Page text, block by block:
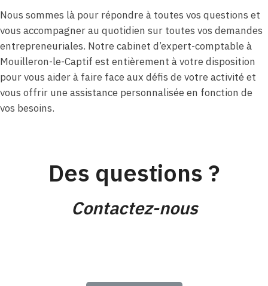
Nous sommes là pour répondre à toutes vos questions et
vous accompagner au quotidien sur toutes vos demandes
entrepreneuriales. Notre cabinet d’expert-comptable à
Mouilleron-le-Captif est entièrement à votre disposition
pour vous aider à faire face aux défis de votre activité et
vous offrir une assistance personnalisée en fonction de
vos besoins.
Des questions ?
Contactez-nous